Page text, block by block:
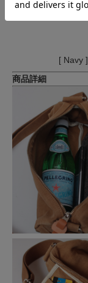
[ Navy ]
商品詳細